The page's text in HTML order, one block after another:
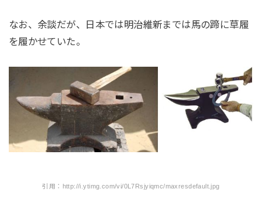
なお、余談だが、日本では明治維新までは馬の蹄に草履
を履かせていた。
引用：http://i.ytimg.com/vi/0L7Rsjyiqmc/maxresdefault.jpg